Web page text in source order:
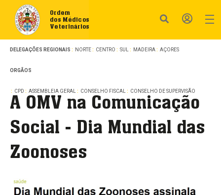
Ordem
dos Médicos
Veterinários
DELEGAÇÕES REGIONAIS NORTE CENTRO SUL MADEIRA AÇORES
ORGÃOS
CPD ASSEMBLEIA GERAL CONSELHO FISCAL CONSELHO DE SUPERVISÃO
A OMV na Comunicação
Social - Dia Mundial das
Zoonoses